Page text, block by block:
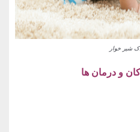
شیر خوار
و درمان ها